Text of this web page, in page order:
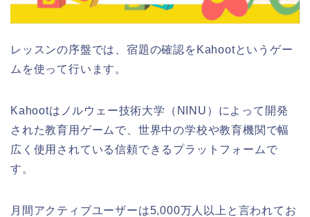
レッスンの序盤では、宿題の確認をKahootというゲー
ムを使って行います。
Kahootはノルウェー技術大学（NINU）によって開発
された教育用ゲームで、世界中の学校や教育機関で幅
広く使用されている信頼できるプラットフォームで
す。
月間アクティブユーザーは5,000万人以上と言われてお